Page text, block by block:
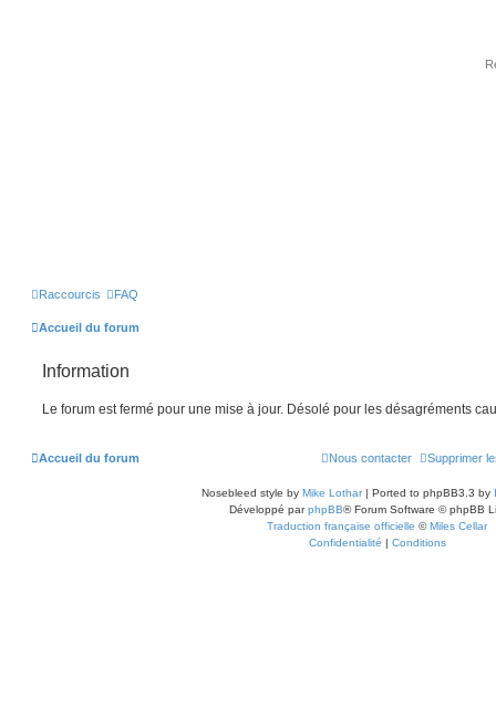
Raccourcis FAQ
Accueil du forum
Information
Le forum est fermé pour une mise à jour. Désolé pour les désagréments
Accueil du forum Supprimer
Nous contacter
Nosebleed style by Mike Lothar| Ported to phpBB3.3 by
Développé parphpBB® Forum Software © phpBB
Traduction française officielle ©Miles Cellar
Confidentialité | Conditions